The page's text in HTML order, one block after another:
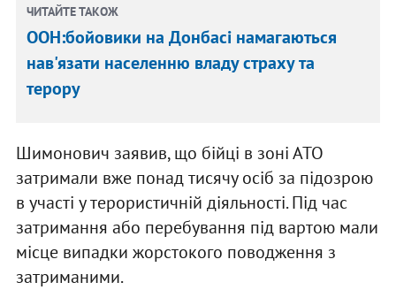
ЧИТАЙТЕ ТАКОЖ
ООН:бойовики на Донбасі намагаються
нав'язати населенню владу страху та
терору
Шимонович заявив, що бійці в зоні АТО
затримали вже понад тисячу осіб за підозрою
в участі у терористичній діяльності. Під час
затримання або перебування під вартою мали
місце випадки жорстокого поводження з
затриманими.